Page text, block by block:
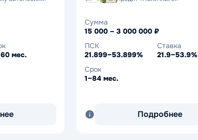
мес.
Сумма
15 000 – 3 000 000 ₽
ПСК
21.899–53.899%
Ставка
21.9–53.9%
Срок
1–84 мес.
Подробнее